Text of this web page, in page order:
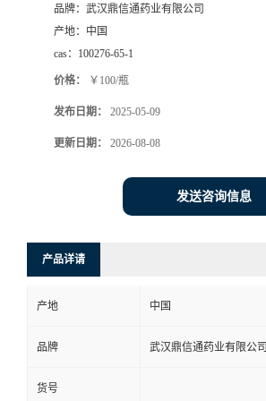
言
品牌： 武汉鼎信通药业有限公司
产地： 中国
cas： 100276-65-1
价格： ￥100/瓶
发布日期： 2025-05-09
更新日期： 2026-08-08
发送咨询信息
产品详请
产地 中国
品牌 武汉鼎信通药业有限公司
货号